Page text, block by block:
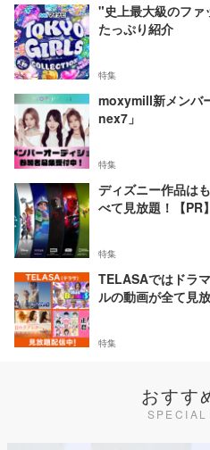
"史上最大級のファ
たっぷり紹介
特集
moxymill新メンバ
nex7」
特集
ディズニー作品は
べて見放題！【PR】
特集
TELASAではドラ
ルの動画が全て見
特集
おすす
SPECIAL